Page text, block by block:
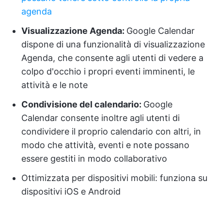
agenda
Visualizzazione Agenda: Google Calendar
dispone di una funzionalità di visualizzazione
Agenda, che consente agli utenti di vedere a
colpo d'occhio i propri eventi imminenti, le
attività e le note
Condivisione del calendario: Google
Calendar consente inoltre agli utenti di
condividere il proprio calendario con altri, in
modo che attività, eventi e note possano
essere gestiti in modo collaborativo
Ottimizzata per dispositivi mobili: funziona su
dispositivi iOS e Android